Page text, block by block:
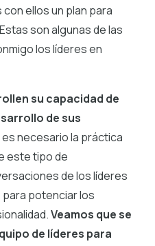
ellos un plan para
son algunas de las
los líderes en
su capacidad de
de sus
es necesario la práctica
este tipo de
de los líderes
potenciar los
Veamos que se
de líderes para